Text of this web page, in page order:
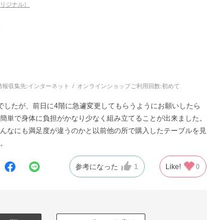
ナル］
報収集先:インターネット オンラインショップご利用回数:初めて
たが、前日に4階に急遽変更してもらうようにお願いしたら
で身体に負担がかなり少なく組み立てることが出来ました。
なにも満足度が違うのかと以前他の所で購入したテーブルを見
参考になった 1 Like! 0